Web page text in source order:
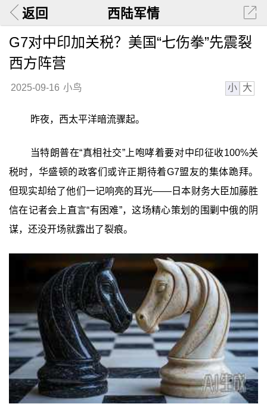
返回 西陆军情
G7对中印加关税？美国“七伤拳”先震裂
西方阵营
2025-09-16 小鸟 小 大
昨夜，西太平洋暗流骤起。
当特朗普在“真相社交”上咆哮着要对中印征收100%关
税时，华盛顿的政客们或许正期待着G7盟友的集体跪拜。
但现实却给了他们一记响亮的耳光——日本财务大臣加藤胜
信在记者会上直言“有困难”，这场精心策划的围剿中俄的阴
谋，还没开场就露出了裂痕。